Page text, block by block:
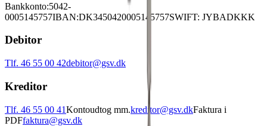
Bankkonto:5042-
0005145757IBAN:DK3450420005145757SWIFT: JYBADKKK
Debitor
Tlf. 46 55 00 42debitor@gsv.dk
Kreditor
Tlf. 46 55 00 41Kontoudtog mm.kreditor@gsv.dkFaktura i
PDFfaktura@gsv.dk